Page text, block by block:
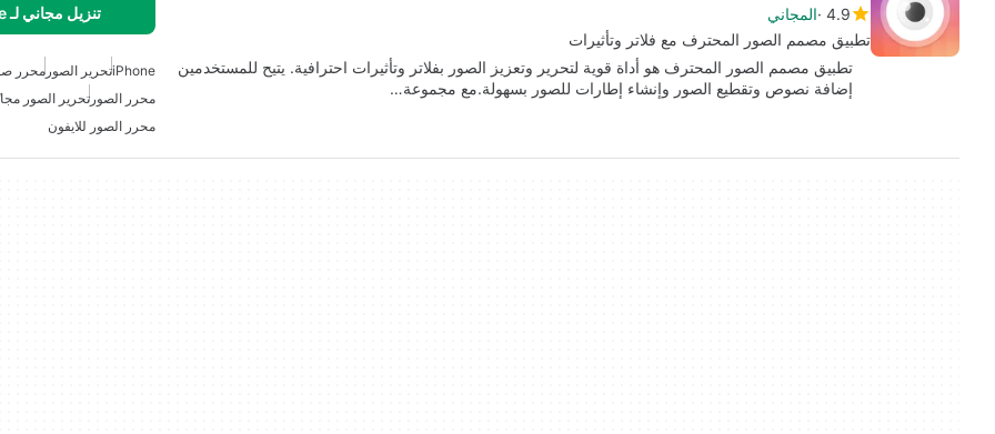
4.9 المجاني
تطبيق مصمم الصور المحترف مع فلاتر وتأثيرات
تنزيل مجاني لـ iPhone
تطبيق مصمم الصور المحترف هو أداة قوية لتحرير وتعزيز الصور بفلاتر وتأثيرات احترافية. يتيح للمستخدمين
إضافة نصوص وتقطيع الصور وإنشاء إطارات للصور بسهولة.مع مجموعة…
iPhoneتحرير الصور محرر
محرر الصور تحرير الصور
محرر الصور للايفون